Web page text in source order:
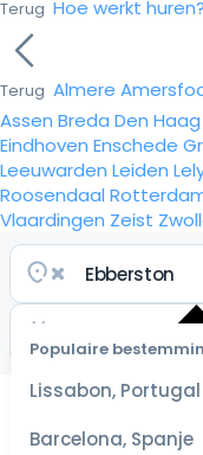
Terug Hoe werkt huren?
Terug Almere
Assen Breda Den Haag
Eindhoven Enschede
Leeuwarden Leiden
Roosendaal
Vlaardingen Zeist
Populaire
Lissabon, Portugal
Barcelona, Spanje
datum
beste